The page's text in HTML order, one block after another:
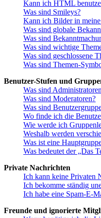
Kann ich HTML
Was sind Smileys?
Kann ich Bilder in
Was sind globale
Was sind
Was sind wichtige
Was sind geschlossene
Was sind Themen-
Benutzer-Stufen und
Was sind
Was sind Moderatoren?
Was sind
Wo finde ich die
Wie werde ich
Weshalb werden
Was ist eine
Was bedeutet der „Das
Private Nachrichten
Ich kann keine Privaten
Ich bekomme ständig
Ich habe eine Spam-E-
Freunde und ignorierte